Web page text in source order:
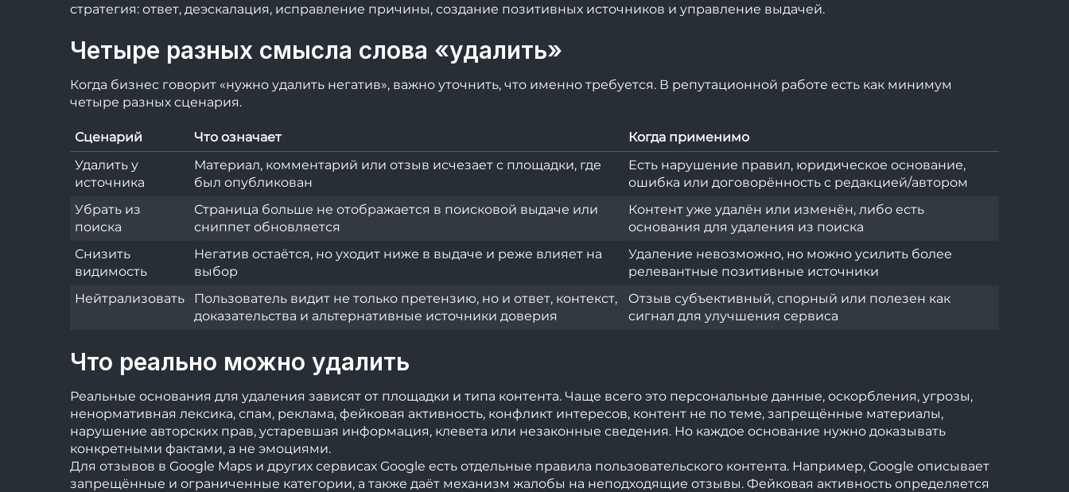
стратегия: ответ, деэскалация, исправление причины, создание позитивных источников и управление выдачей.
Четыре разных смысла слова «удалить»
Когда бизнес говорит «нужно удалить негатив», важно уточнить, что именно требуется. В репутационной работе есть как минимум
четыре разных сценария.
Сценарий Что означает
Когда применимо
Удалить у
источника
Материал, комментарий или отзыв исчезает с площадки, где
был опубликован
Есть нарушение правил, юридическое основание,
ошибка или договорённость с редакцией/автором
Убрать из
поиска
Страница больше не отображается в поисковой выдаче или
сниппет обновляется
Контент уже удалён или изменён, либо есть
основания для удаления из поиска
Снизить
видимость
Негатив остаётся, но уходит ниже в выдаче и реже влияет на
выбор
Удаление невозможно, но можно усилить более
релевантные позитивные источники
Нейтрализовать
Пользователь видит не только претензию, но и ответ, контекст,
доказательства и альтернативные источники доверия
Отзыв субъективный, спорный или полезен как
сигнал для улучшения сервиса
Что реально можно удалить
Реальные основания для удаления зависят от площадки и типа контента. Чаще всего это персональные данные, оскорбления, угрозы,
ненормативная лексика, спам, реклама, фейковая активность, конфликт интересов, контент не по теме, запрещённые материалы,
нарушение авторских прав, устаревшая информация, клевета или незаконные сведения. Но каждое основание нужно доказывать
конкретными фактами, а не эмоциями.
Для отзывов в Google Maps и других сервисах Google есть отдельные правила пользовательского контента. Например, Google описывает
запрещённые и ограниченные категории, а также даёт механизм жалобы на неподходящие отзывы. Фейковая активность определяется